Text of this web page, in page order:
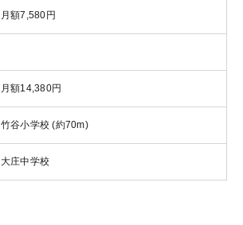
月額7,580円
月額14,380円
竹谷小学校 (約70m)
大庄中学校